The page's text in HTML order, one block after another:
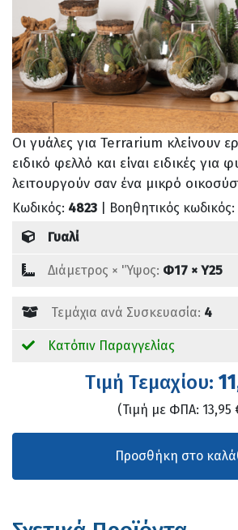
Οι γυάλες για Terrarium κλείνουν
ειδικό φελλό και είναι ειδικές για
λειτουργούν σαν ένα μικρό
Κωδικός: 4823 | Βοηθητικός κωδικός:
Γυαλί
Διάμετρος × 'Ύψος: Φ17 × Υ25
Τεμάχια ανά Συσκευασία: 4
Κατόπιν Παραγγελίας
Tιμή Τεμαχίου:
(Τιμή με ΦΠΑ: 13,95